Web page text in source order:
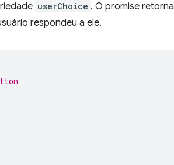
userChoice . O promise
respondeu a ele.